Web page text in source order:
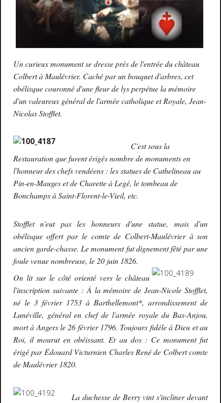
Un curieux monument se dresse près de l'entrée du château
Colbert à Maulévrier. Caché par un bouquet d'arbres, cet
obélisque couronné d'une fleur de lys perpétue la mémoire
d'un valeureux général de l'armée catholique et Royale, Jean-
Nicolas Stofflet.
C'est sous la
Restauration que furent érigés nombre de monuments en
l'honneur des chefs vendéens : les statues de Cathelineau au
Pin-en-Mauges et de Charette à Legé, le tombeau de
Bonchamps à Saint-Florent-le-Vieil, etc.
Stofflet n'eut pas les honneurs d'une statue, mais d'un
obélisque offert par le comte de Colbert-Maulévrier à son
ancien garde-chasse.Le monument fut dignement fêté par une
foule venue nombreuse, le 20 juin 1826.
On lit sur le côté orienté vers le château
l'inscription suivante : À la mémoire de Jean-Nicole Stofflet,
né le 3 février 1753 à Barthellemont*, arrondissement de
Lunéville, général en chef de l'armée royale du Bas-Anjou,
mort à Angers le 26 février 1796. Toujours fidèle à Dieu et au
Roi, il mourut en obéissant. Et au dos : Ce monument fut
érigé par Édouard Victurnien Charles René de Colbert comte
de Maulévrier 1820.
La duchesse de Berry vint s'incliner devant